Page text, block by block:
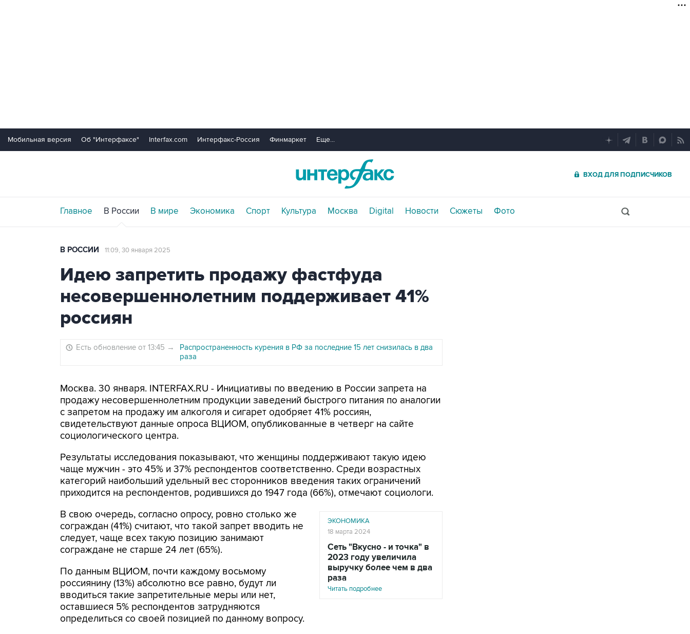
Мобильная версия Об "Интерфаксе" Interfax.com Интерфакс-Россия Финмаркет Еще...
ВХОД ДЛЯ ПОДПИСЧИКОВ
Главное В России В мире Экономика Спорт Культура Москва Digital Новости Сюжеты Фото
В РОССИИ 11:09, 30 января 2025
Идею запретить продажу фастфуда
несовершеннолетним поддерживает 41%
россиян
Есть обновление от 13:45 →
Распространенность курения в РФ за последние 15 лет снизилась в два
раза
Москва. 30 января. INTERFAX.RU - Инициативы по введению в России запрета на
продажу несовершеннолетним продукции заведений быстрого питания по аналогии
с запретом на продажу им алкоголя и сигарет одобряет 41% россиян,
свидетельствуют данные опроса ВЦИОМ, опубликованные в четверг на сайте
социологического центра.
Результаты исследования показывают, что женщины поддерживают такую идею
чаще мужчин - это 45% и 37% респондентов соответственно. Среди возрастных
категорий наибольший удельный вес сторонников введения таких ограничений
приходится на респондентов, родившихся до 1947 года (66%), отмечают социологи.
ЭКОНОМИКА
18 марта 2024
Сеть "Вкусно - и точка" в
2023 году увеличила
выручку более чем в два
раза
Читать подробнее
В свою очередь, согласно опросу, ровно столько же
сограждан (41%) считают, что такой запрет вводить не
следует, чаще всех такую позицию занимают
сограждане не старше 24 лет (65%).
По данным ВЦИОМ, почти каждому восьмому
россиянину (13%) абсолютно все равно, будут ли
вводиться такие запретительные меры или нет,
оставшиеся 5% респондентов затрудняются
определиться со своей позицией по данному вопросу.